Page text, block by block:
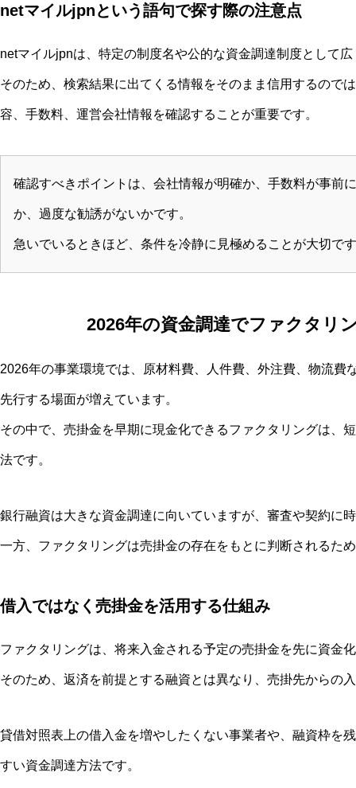
netマイルjpnという語句で探す際の注意点
netマイルjpnは、特定の制度名や公的な資金調達制度として
そのため、検索結果に出てくる情報をそのまま信用するので
容、手数料、運営会社情報を確認することが重要です。
確認すべきポイントは、会社情報が明確か、手数料が事前
か、過度な勧誘がないかです。
急いでいるときほど、条件を冷静に見極めることが大切で
2026年の資金調達でファクタリ
2026年の事業環境では、原材料費、人件費、外注費、物流費
先行する場面が増えています。
その中で、売掛金を早期に現金化できるファクタリングは、
法です。
銀行融資は大きな資金調達に向いていますが、審査や契約に
一方、ファクタリングは売掛金の存在をもとに判断されるた
借入ではなく売掛金を活用する仕組み
ファクタリングは、将来入金される予定の売掛金を先に資金
そのため、返済を前提とする融資とは異なり、売掛先からの
貸借対照表上の借入金を増やしたくない事業者や、融資枠を
すい資金調達方法です。